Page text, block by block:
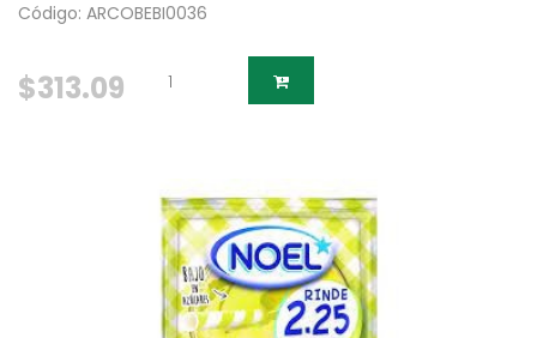
Código: ARCOBEBI0036
$313.09